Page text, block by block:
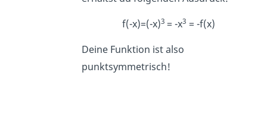
f(-x)=(-x)3 = -x3 = -f(x)
Deine Funktion ist also
punktsymmetrisch!